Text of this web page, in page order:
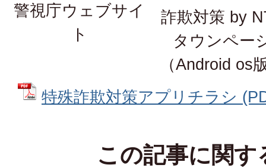
警視庁ウェブサイ
ト
詐欺対策 by
タウンペー
（Android os
特殊詐欺対策アプリチラシ
この記事に関す